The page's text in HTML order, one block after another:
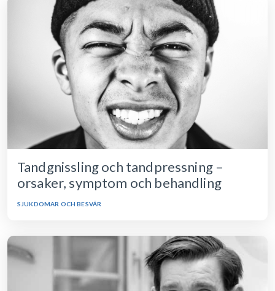
Tandgnissling och tandpressning –
orsaker, symptom och behandling
SJUKDOMAR OCH BESVÄR